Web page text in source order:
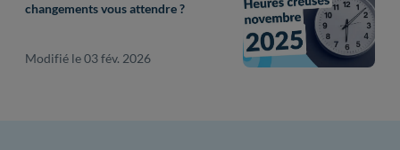
changements vous attendre ?
Modifié le 03 fév. 2026